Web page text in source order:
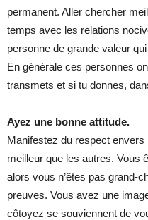
permanent. Aller chercher
temps avec les relations
personne de grande valeur
En générale ces personnes
transmets et si tu donnes,
Ayez une bonne attitude.
Manifestez du respect
meilleur que les autres. Vous
alors vous n’êtes pas grand-
preuves. Vous avez une
côtoyez se souviennent de